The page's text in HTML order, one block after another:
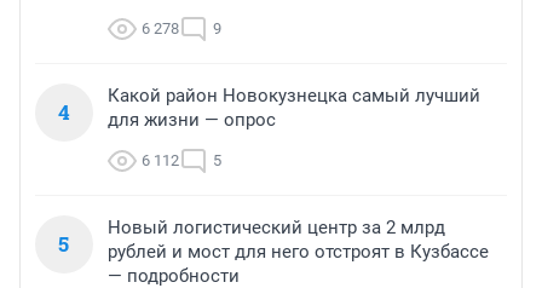
6 278 9
4
Какой район Новокузнецка самый лучший
для жизни — опрос
6 112 5
5
Новый логистический центр за 2 млрд
рублей и мост для него отстроят в Кузбассе
— подробности